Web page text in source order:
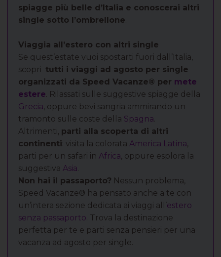
spiagge più belle d’Italia e conoscerai altri
single sotto l’ombrellone.
Viaggia all’estero con altri single
Se quest’estate vuoi spostarti fuori dall’Italia,
scopri tutti i viaggi ad agosto per single
organizzati da Speed Vacanze® per mete
estere. Rilassati sulle suggestive spiagge della
Grecia, oppure bevi sangria ammirando un
tramonto sulle coste della Spagna.
Altrimenti, parti alla scoperta di altri
continenti: visita la colorata America Latina,
parti per un safari in Africa, oppure esplora la
suggestiva Asia.
Non hai il passaporto? Nessun problema,
Speed Vacanze® ha pensato anche a te con
un’intera sezione dedicata ai viaggi all’estero
senza passaporto. Trova la destinazione
perfetta per te e parti senza pensieri per una
vacanza ad agosto per single.